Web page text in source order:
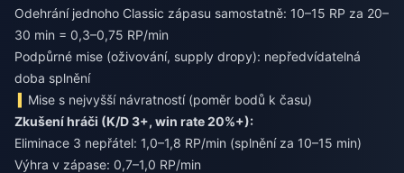
Odehrání jednoho Classic zápasu samostatně: 10–15 RP za 20–
30 min = 0,3–0,75 RP/min
Podpůrné mise (oživování, supply dropy): nepředvídatelná
doba splnění
Mise s nejvyšší návratností (poměr bodů k času)
Zkušení hráči (K/D 3+, win rate 20%+):
Eliminace 3 nepřátel: 1,0–1,8 RP/min (splnění za 10–15 min)
Výhra v zápase: 0,7–1,0 RP/min